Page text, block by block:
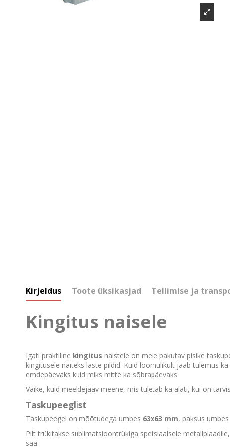
Kirjeldus Toote üksikasjad Tellimise ja
Kingitus naisele
Igati praktiline kingitus naistele on meie pakutav pisike
kingitusele näiteks laste pildid. Kuid loomulikult jääb tulemus
emdepäevaks kuid miks mitte ka sõbrapäevaks.
Väike, kuid meeldejääv meene, mis tuletab ka alati, kui on
Taskupeeglist
Taskupeegel on mõõtudega umbes 63x63 mm, paksus
Pilt trükitakse sublimatsioontrükiga spetsiaalsele
saa.